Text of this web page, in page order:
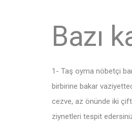
Bazı
1- Taş oyma nöbetçi
birbirine bakar
cezve, az önünde iki çift
ziynetleri tespit